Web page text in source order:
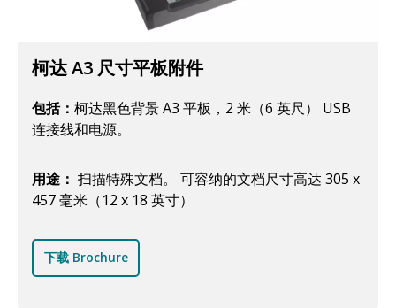
柯达 A3 尺寸平板附件
包括： 柯达黑色背景 A3 平板，2 米（6 英尺） USB
连接线和电源。
用途： 扫描特殊文档。 可容纳的文档尺寸高达 305 x
457 毫米（12 x 18 英寸）
下载 Brochure